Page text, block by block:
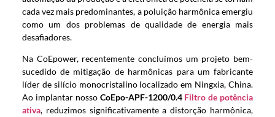
cada vez mais predominantes, a poluição harmônica emergiu
como um dos problemas de qualidade de energia mais
desafiadores.
Na CoEpower, recentemente concluímos um projeto bem-
sucedido de mitigação de harmônicas para um fabricante
líder de silício monocristalino localizado em Ningxia, China.
Ao implantar nosso CoEpo-APF-1200/0.4 Filtro de potência
ativa, reduzimos significativamente a distorção harmônica,